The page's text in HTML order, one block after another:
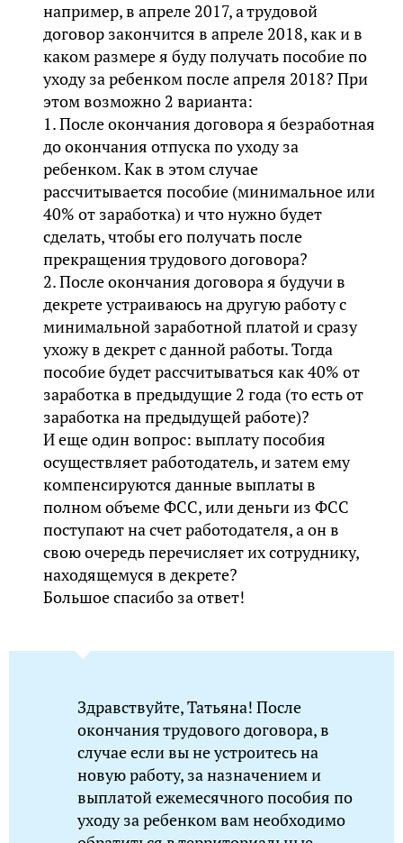
например, в апреле 2017, а трудовой
договор закончится в апреле 2018, как и в
каком размере я буду получать пособие по
уходу за ребенком после апреля 2018? При
этом возможно 2 варианта:
1. После окончания договора я безработная
до окончания отпуска по уходу за
ребенком. Как в этом случае
рассчитывается пособие (минимальное или
40% от заработка) и что нужно будет
сделать, чтобы его получать после
прекращения трудового договора?
2. После окончания договора я будучи в
декрете устраиваюсь на другую работу с
минимальной заработной платой и сразу
ухожу в декрет с данной работы. Тогда
пособие будет рассчитываться как 40% от
заработка в предыдущие 2 года (то есть от
заработка на предыдущей работе)?
И еще один вопрос: выплату пособия
осуществляет работодатель, и затем ему
компенсируются данные выплаты в
полном объеме ФСС, или деньги из ФСС
поступают на счет работодателя, а он в
свою очередь перечисляет их сотруднику,
находящемуся в декрете?
Большое спасибо за ответ!
Здравствуйте, Татьяна! После
окончания трудового договора, в
случае если вы не устроитесь на
новую работу, за назначением и
выплатой ежемесячного пособия по
уходу за ребенком вам необходимо